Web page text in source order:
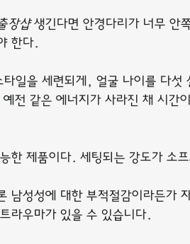
장샵 생긴다면 안경다리가 너무 안
한다.
일을 세련되게, 얼굴 나이를 다섯
전 같은 에너지가 사라진 채 시간
한 제품이다. 세팅되는 강도가 소
남성성에 대한 부적절감이라든가
라우마가 있을 수 있습니다.